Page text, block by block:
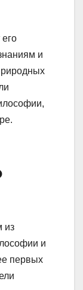
и
из
и
первых